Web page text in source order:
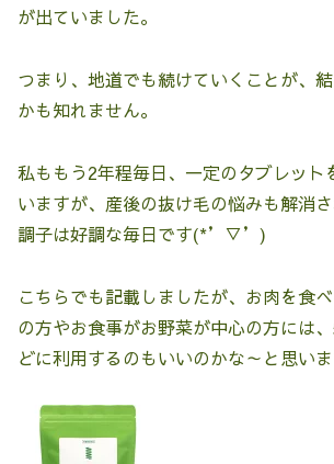
が出ていました。
つまり、地道でも続けていくことが、
かも知れません。
私ももう2年程毎日、一定のタブレット
いますが、産後の抜け毛の悩みも解消
調子は好調な毎日です(*’▽’)
こちらでも記載しましたが、お肉を食
の方やお食事がお野菜が中心の方には
どに利用するのもいいのかな～と思い